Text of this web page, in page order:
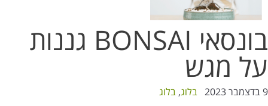
בונסאי BONSAI גננות
על מגש
9 בדצמבר 2023 בלוג, בלוג